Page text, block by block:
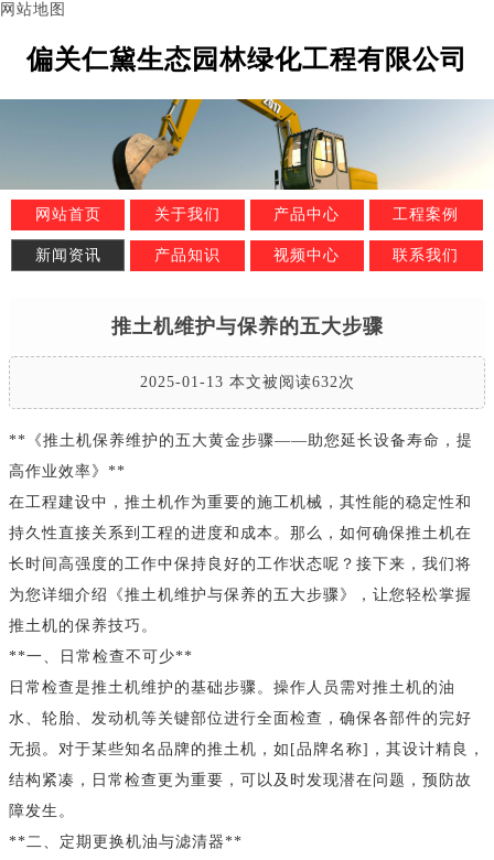
网站地图
偏关仁黛生态园林绿化工程有限公司
网站首页 关于我们 产品中心 工程案例
新闻资讯 产品知识 视频中心 联系我们
推土机维护与保养的五大步骤
2025-01-13 本文被阅读632次
**《推土机保养维护的五大黄金步骤——助您延长设备寿命，提
高作业效率》**
在工程建设中，推土机作为重要的施工机械，其性能的稳定性和
持久性直接关系到工程的进度和成本。那么，如何确保推土机在
长时间高强度的工作中保持良好的工作状态呢？接下来，我们将
为您详细介绍《推土机维护与保养的五大步骤》，让您轻松掌握
推土机的保养技巧。
**一、日常检查不可少**
日常检查是推土机维护的基础步骤。操作人员需对推土机的油
水、轮胎、发动机等关键部位进行全面检查，确保各部件的完好
无损。对于某些知名品牌的推土机，如[品牌名称]，其设计精良，
结构紧凑，日常检查更为重要，可以及时发现潜在问题，预防故
障发生。
**二、定期更换机油与滤清器**